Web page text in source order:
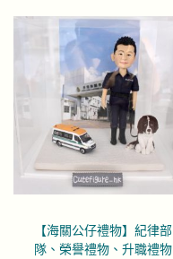
【海關公仔禮物】紀律部
隊、榮譽禮物、升職禮物